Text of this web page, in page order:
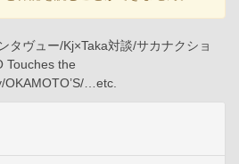
タヴュー/Kj×Taka対談/サカナクショ
Touches the
OKAMOTO’S/…etc.